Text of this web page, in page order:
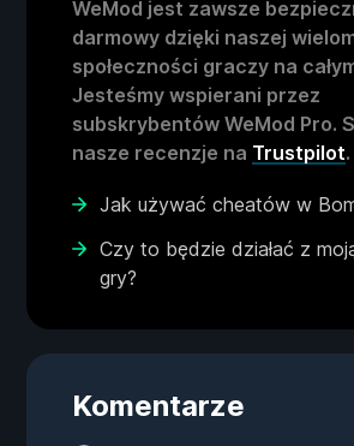
WeMod jest zawsze
darmowy dzięki naszej
społeczności graczy na
Jesteśmy wspierani przez
subskrybentów WeMod Pro.
nasze recenzje na Trustpilot.
Jak używać cheatów w
Czy to będzie działać z
gry?
Komentarze